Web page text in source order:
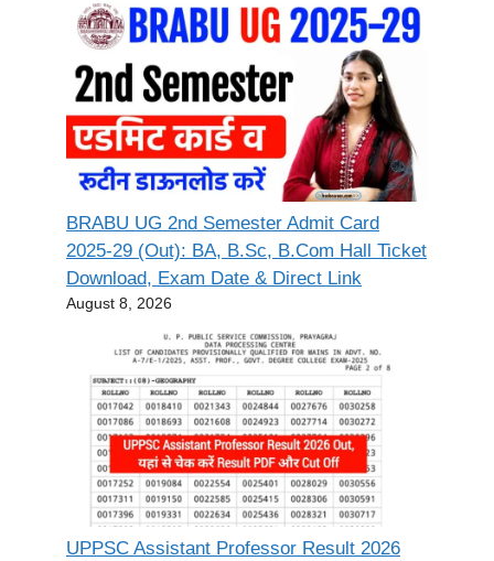
BRABU UG 2nd Semester Admit Card
2025-29 (Out): BA, B.Sc, B.Com Hall Ticket
Download, Exam Date & Direct Link
August 8, 2026
UPPSC Assistant Professor Result 2026